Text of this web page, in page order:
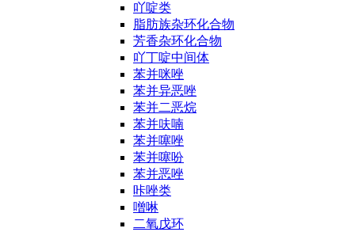
吖啶类
脂肪族杂环化合物
芳香杂环化合物
吖丁啶中间体
苯并咪唑
苯并异恶唑
苯并二恶烷
苯并呋喃
苯并噻唑
苯并噻吩
苯并恶唑
咔唑类
噌啉
二氧戊环